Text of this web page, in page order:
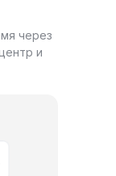
через
и